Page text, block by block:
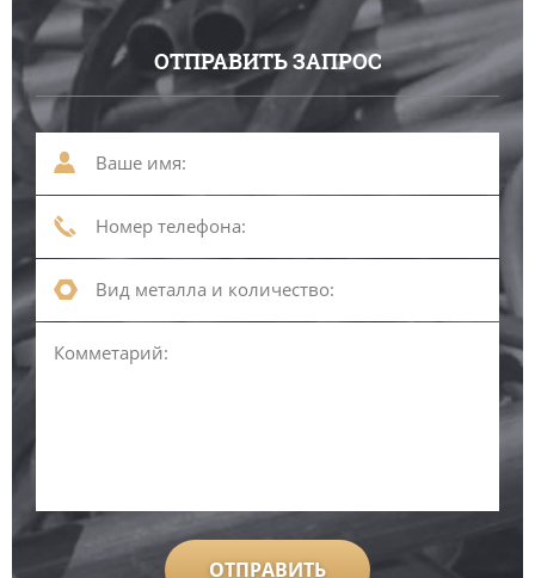
ОТПРАВИТЬ ЗАПРОС
ОТПРАВИТЬ